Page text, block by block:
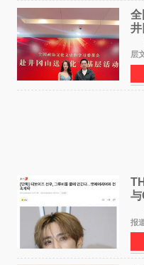
全
井
层
冈
文
席
报
专
位